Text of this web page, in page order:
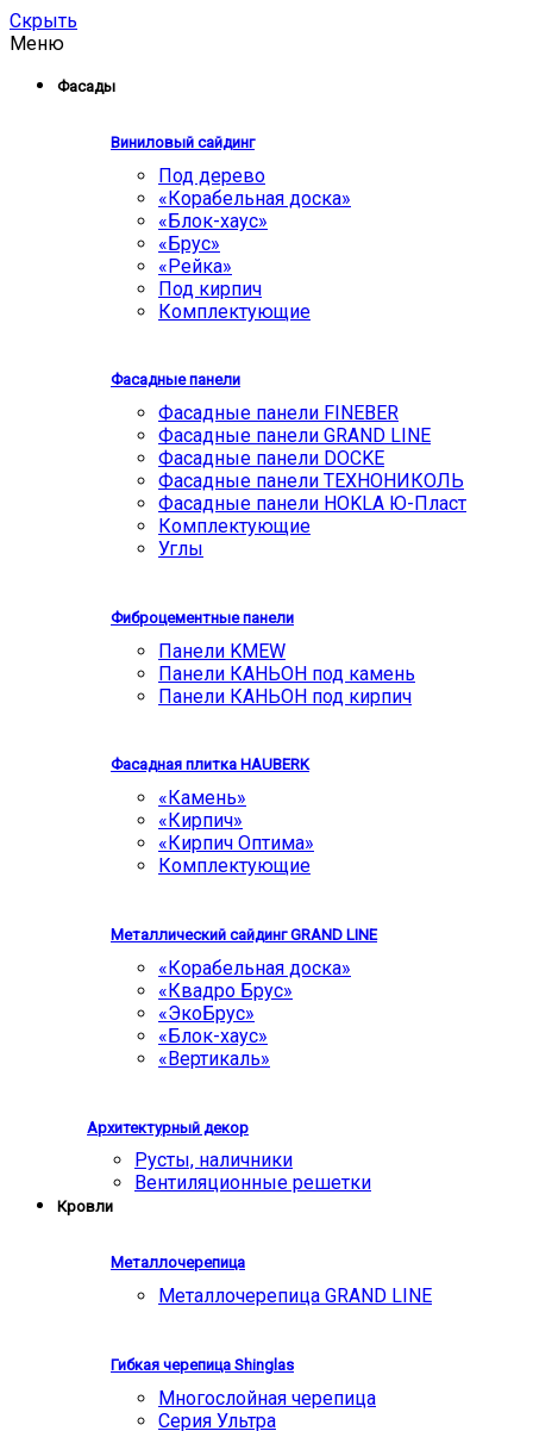
Скрыть
Меню
Фасады
Виниловый сайдинг
Под дерево
«Корабельная доска»
«Блок-хаус»
«Брус»
«Рейка»
Под кирпич
Комплектующие
Фасадные панели
Фасадные панели FINEBER
Фасадные панели GRAND LINE
Фасадные панели DOCKE
Фасадные панели ТЕХНОНИКОЛЬ
Фасадные панели HOKLA Ю-Пласт
Комплектующие
Углы
Фиброцементные панели
Панели KMEW
Панели КАНЬОН под камень
Панели КАНЬОН под кирпич
Фасадная плитка HAUBERK
«Камень»
«Кирпич»
«Кирпич Оптима»
Комплектующие
Металлический сайдинг GRAND LINE
«Корабельная доска»
«Квадро Брус»
«ЭкоБрус»
«Блок-хаус»
«Вертикаль»
Архитектурный декор
Русты, наличники
Вентиляционные решетки
Кровли
Металлочерепица
Металлочерепица GRAND LINE
Гибкая черепица Shinglas
Многослойная черепица
Серия Ультра